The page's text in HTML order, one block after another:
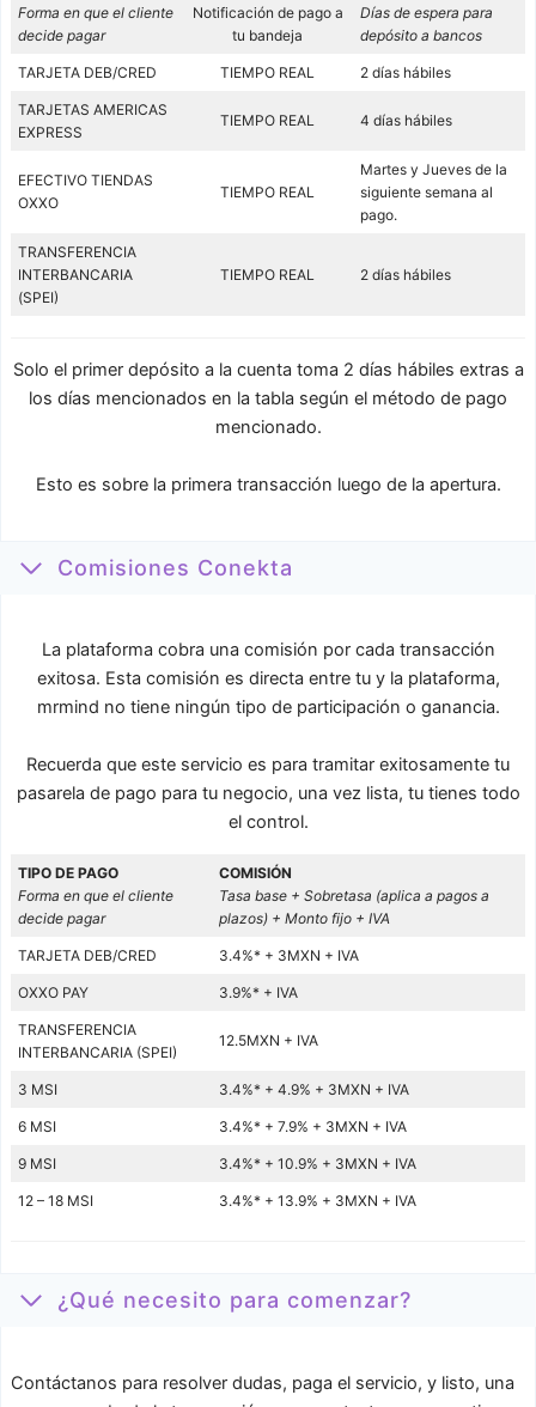
Forma en que el cliente
decide pagar
Notificación de pago a
tu bandeja
Días de espera para
depósito a bancos
TARJETA DEB/CRED TIEMPO REAL 2 días hábiles
TARJETAS AMERICAS
EXPRESS
TIEMPO REAL 4 días hábiles
EFECTIVO TIENDAS
OXXO
TIEMPO REAL
Martes y Jueves de la
siguiente semana al
pago.
TRANSFERENCIA
INTERBANCARIA
(SPEI)
TIEMPO REAL 2 días hábiles
Solo el primer depósito a la cuenta toma 2 días hábiles extras a
los días mencionados en la tabla según el método de pago
mencionado.
Esto es sobre la primera transacción luego de la apertura.
Comisiones Conekta
La plataforma cobra una comisión por cada transacción
exitosa. Esta comisión es directa entre tu y la plataforma,
mrmind no tiene ningún tipo de participación o ganancia.
Recuerda que este servicio es para tramitar exitosamente tu
pasarela de pago para tu negocio, una vez lista, tu tienes todo
el control.
TIPO DE PAGO
Forma en que el cliente
decide pagar
COMISIÓN
Tasa base + Sobretasa (aplica a pagos a
plazos) + Monto fijo + IVA
TARJETA DEB/CRED 3.4%* + 3MXN + IVA
OXXO PAY 3.9%* + IVA
TRANSFERENCIA
INTERBANCARIA (SPEI)
12.5MXN + IVA
3 MSI 3.4%* + 4.9% + 3MXN + IVA
6 MSI 3.4%* + 7.9% + 3MXN + IVA
9 MSI 3.4%* + 10.9% + 3MXN + IVA
12 – 18 MSI 3.4%* + 13.9% + 3MXN + IVA
¿Qué necesito para comenzar?
Contáctanos para resolver dudas, paga el servicio, y listo, una